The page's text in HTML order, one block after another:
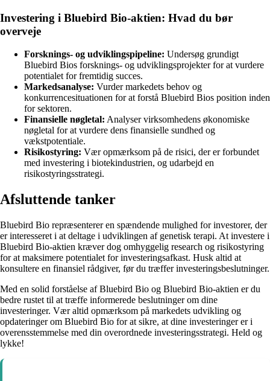
Investering i Bluebird Bio-aktien: Hvad du bør
overveje
Forsknings- og udviklingspipeline: Undersøg grundigt
Bluebird Bios forsknings- og udviklingsprojekter for at vurdere
potentialet for fremtidig succes.
Markedsanalyse: Vurder markedets behov og
konkurrencesituationen for at forstå Bluebird Bios position inden
for sektoren.
Finansielle nøgletal: Analyser virksomhedens økonomiske
nøgletal for at vurdere dens finansielle sundhed og
vækstpotentiale.
Risikostyring: Vær opmærksom på de risici, der er forbundet
med investering i biotekindustrien, og udarbejd en
risikostyringsstrategi.
Afsluttende tanker
Bluebird Bio repræsenterer en spændende mulighed for investorer, der
er interesseret i at deltage i udviklingen af genetisk terapi. At investere i
Bluebird Bio-aktien kræver dog omhyggelig research og risikostyring
for at maksimere potentialet for investeringsafkast. Husk altid at
konsultere en finansiel rådgiver, før du træffer investeringsbeslutninger.
Med en solid forståelse af Bluebird Bio og Bluebird Bio-aktien er du
bedre rustet til at træffe informerede beslutninger om dine
investeringer. Vær altid opmærksom på markedets udvikling og
opdateringer om Bluebird Bio for at sikre, at dine investeringer er i
overensstemmelse med din overordnede investeringsstrategi. Held og
lykke!